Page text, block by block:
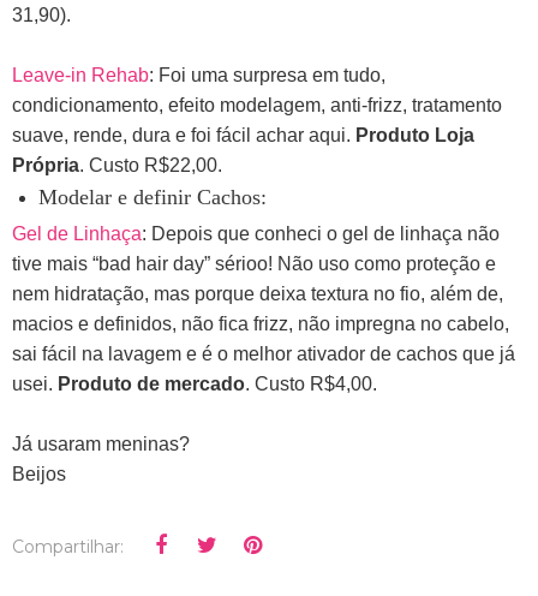
31,90).
Leave-in Rehab: Foi uma surpresa em tudo,
condicionamento, efeito modelagem, anti-frizz, tratamento
suave, rende, dura e foi fácil achar aqui. Produto Loja
Própria. Custo R$22,00.
Modelar e definir Cachos:
Gel de Linhaça: Depois que conheci o gel de linhaça não
tive mais “bad hair day” sérioo! Não uso como proteção e
nem hidratação, mas porque deixa textura no fio, além de,
macios e definidos, não fica frizz, não impregna no cabelo,
sai fácil na lavagem e é o melhor ativador de cachos que já
usei. Produto de mercado. Custo R$4,00.
Já usaram meninas?
Beijos
Compartilhar: